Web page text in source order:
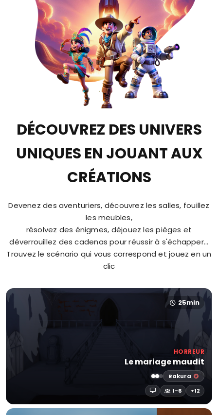
DÉCOUVREZ DES UNIVERS
UNIQUES EN JOUANT AUX
CRÉATIONS
Devenez des aventuriers, découvrez les salles, fouillez
les meubles,
résolvez des énigmes, déjouez les pièges et
déverrouillez des cadenas pour réussir à s'échapper...
Trouvez le scénario qui vous correspond et jouez en un
clic
25min
HORREUR
Le mariage maudit
Rakura
1-6
+12